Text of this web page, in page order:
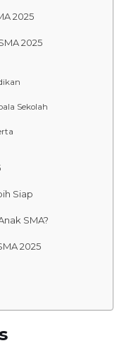
2025
2025
Sekolah
Siap
SMA?
2025